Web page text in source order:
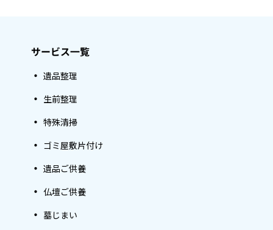
サービス一覧
遺品整理
生前整理
特殊清掃
ゴミ屋敷片付け
遺品ご供養
仏壇ご供養
墓じまい